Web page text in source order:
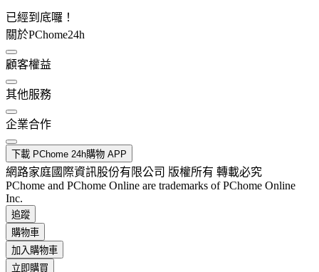
已經到底囉！
關於PChome24h
顧客權益
其他服務
企業合作
下載 PChome 24h購物 APP
網路家庭國際資訊股份有限公司 版權所有 轉載必究
PChome and PChome Online are trademarks of PChome Online
Inc.
追蹤
購物車
加入購物車
立即購買